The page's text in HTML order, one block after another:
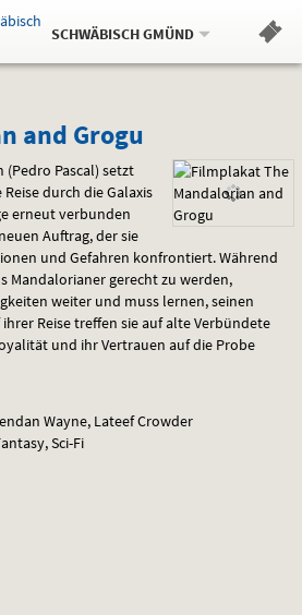
Standort:
SCHWÄBISCH GMÜND.
Weitere
and Grogu
(Pedro Pascal) setzt
durch die Galaxis
erneut verbunden
Auftrag, der sie
und Gefahren konfrontiert. Während
Mandalorianer gerecht zu werden,
weiter und muss lernen, seinen
Reise treffen sie auf alte Verbündete
und ihr Vertrauen auf die Probe
Wayne, Lateef Crowder
Sci-Fi